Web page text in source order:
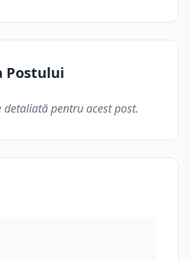
Postului
detaliată pentru acest post.